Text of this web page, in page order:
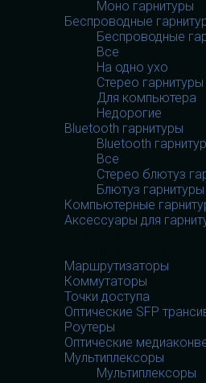
Моно гарнитуры
Беспроводные
Беспроводные
Все
На одно ухо
Стерео гарнитуры
Для компьютера
Недорогие
Bluetooth гарнитуры
Bluetooth
Все
Стерео блютуз
Блютуз
Компьютерные
Аксессуары для
Маршрутизаторы
Коммутаторы
Точки доступа
Оптические SFP
Роутеры
Оптические
Мультиплексоры
Мультиплексоры